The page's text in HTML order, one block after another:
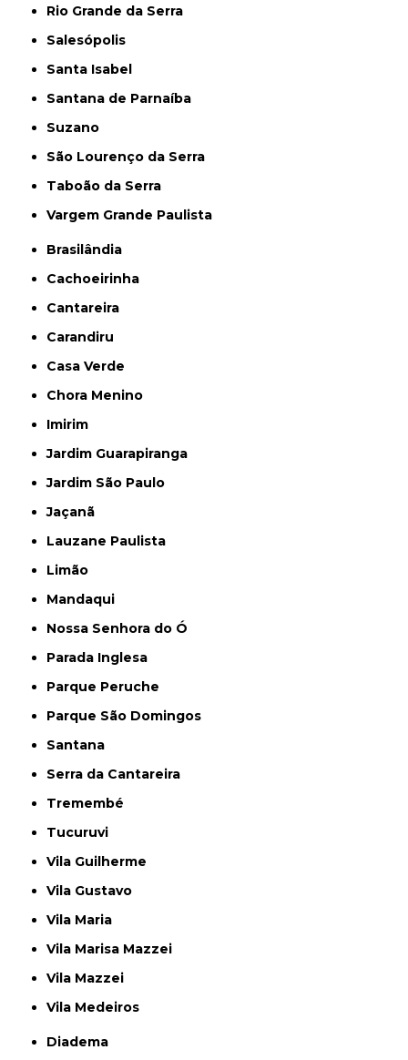
Rio Grande da Serra
Salesópolis
Santa Isabel
Santana de Parnaíba
Suzano
São Lourenço da Serra
Taboão da Serra
Vargem Grande Paulista
Brasilândia
Cachoeirinha
Cantareira
Carandiru
Casa Verde
Chora Menino
Imirim
Jardim Guarapiranga
Jardim São Paulo
Jaçanã
Lauzane Paulista
Limão
Mandaqui
Nossa Senhora do Ó
Parada Inglesa
Parque Peruche
Parque São Domingos
Santana
Serra da Cantareira
Tremembé
Tucuruvi
Vila Guilherme
Vila Gustavo
Vila Maria
Vila Marisa Mazzei
Vila Mazzei
Vila Medeiros
Diadema